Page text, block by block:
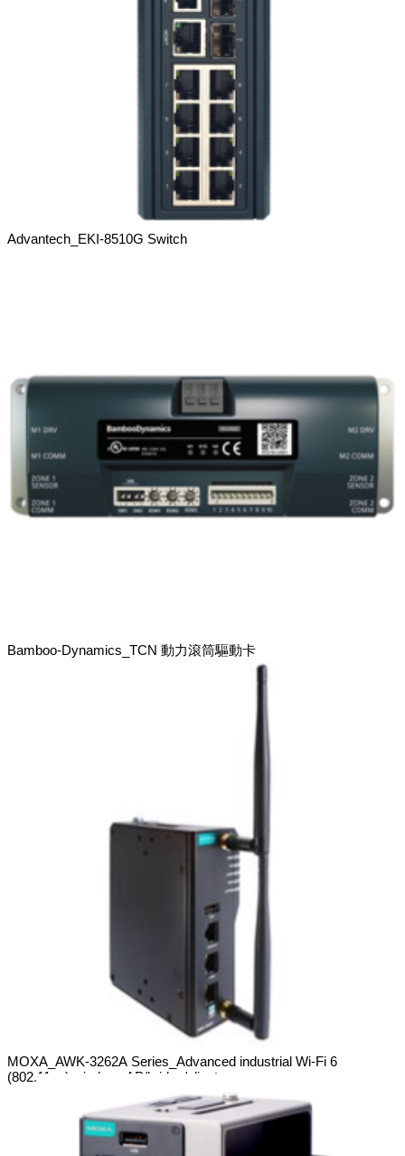
Advantech_EKI-8510G Switch
Bamboo-Dynamics_TCN 動力滾筒驅動卡
MOXA_AWK-3262A Series_Advanced industrial Wi-Fi 6
(802.11ax) wireless AP/bridge/clients